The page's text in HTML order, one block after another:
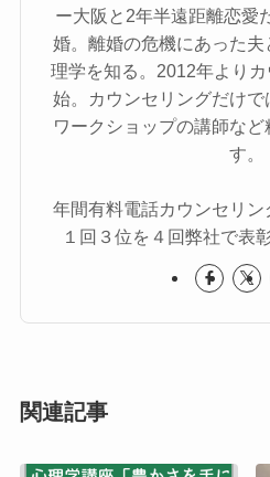
ー大阪と2年半遠距離恋愛
婚。離婚の危機にあった
理学を知る。2012年より
始。カウンセリングだけ
ワークショップの講師な
す。
年間有料電話カウンセリ
１回３位を４回弊社で表
関連記事